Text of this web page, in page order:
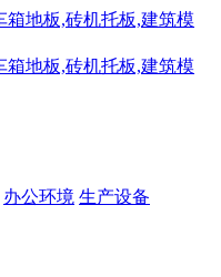
办公环境 生产设备